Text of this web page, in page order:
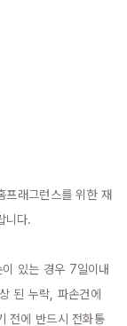
래그런스를 위한 재
니다.
있는 경우 7일이내
된 누락, 파손건에
전에 반드시 전화통